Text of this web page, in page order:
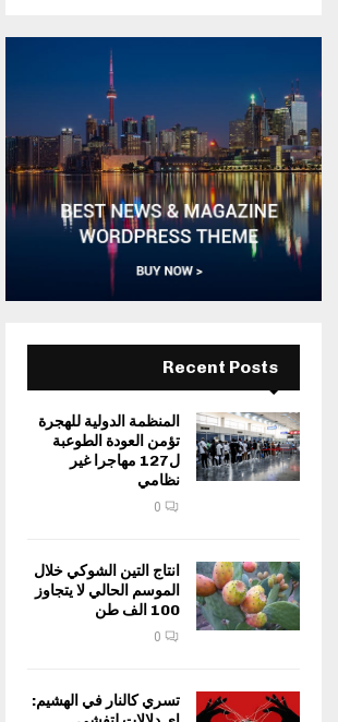
Recent Posts
المنظمة الدولية للهجرة
تؤمن العودة الطوعبة
ل127 مهاجرا غير
نظامي
0
انتاج التين الشوكي خلال
الموسم الحالي لا يتجاوز
100 الف طن
0
تسري كالنار في الهشيم: